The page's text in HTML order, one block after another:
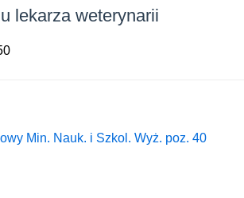
lekarza weterynarii
Min. Nauk. i Szkol. Wyż. poz. 40
Min. Nauk. i Szkol. Wyż. poz. 40